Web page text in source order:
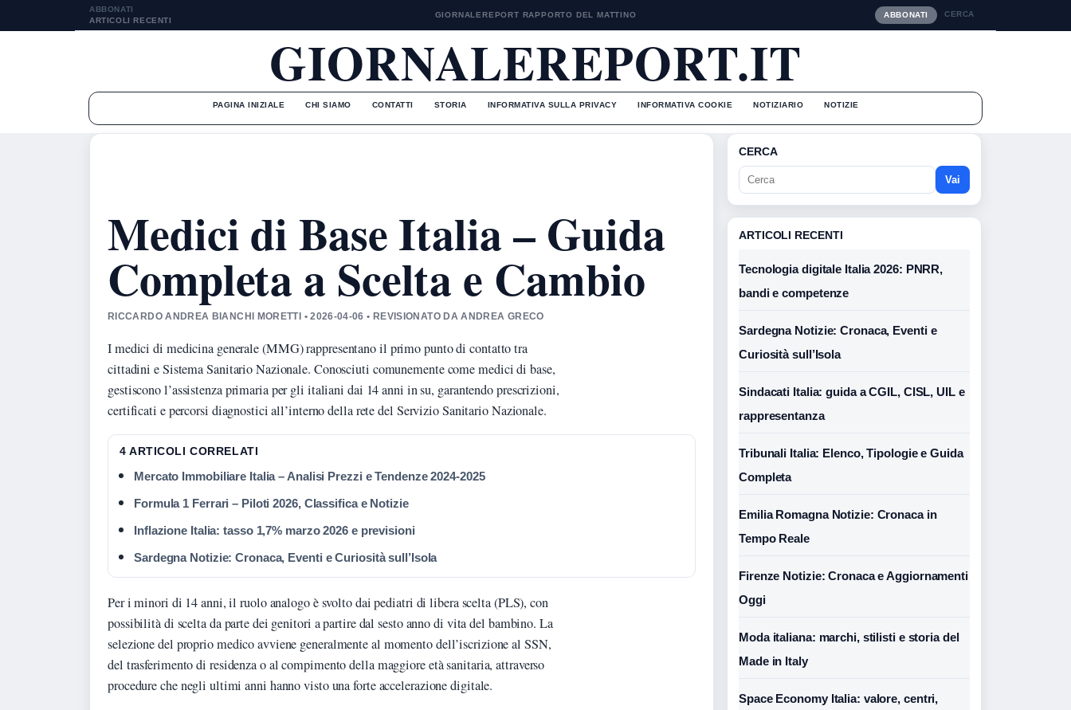
ABBONATI
ARTICOLI RECENTI
GIORNALEREPORT RAPPORTO DEL MATTINO ABBONATI CERCA
GIORNALEREPORT.IT
PAGINA INIZIALE CHI SIAMO CONTATTI STORIA INFORMATIVA SULLA PRIVACY INFORMATIVA COOKIE NOTIZIARIO NOTIZIE
Medici di Base Italia – Guida
Completa a Scelta e Cambio
RICCARDO ANDREA BIANCHI MORETTI • 2026-04-06 • REVISIONATO DA ANDREA GRECO
I medici di medicina generale (MMG) rappresentano il primo punto di contatto tra
cittadini e Sistema Sanitario Nazionale. Conosciuti comunemente come medici di base,
gestiscono l’assistenza primaria per gli italiani dai 14 anni in su, garantendo prescrizioni,
certificati e percorsi diagnostici all’interno della rete del Servizio Sanitario Nazionale.
4 ARTICOLI CORRELATI
Mercato Immobiliare Italia – Analisi Prezzi e Tendenze 2024-2025
Formula 1 Ferrari – Piloti 2026, Classifica e Notizie
Inflazione Italia: tasso 1,7% marzo 2026 e previsioni
Sardegna Notizie: Cronaca, Eventi e Curiosità sull’Isola
Per i minori di 14 anni, il ruolo analogo è svolto dai pediatri di libera scelta (PLS), con
possibilità di scelta da parte dei genitori a partire dal sesto anno di vita del bambino. La
selezione del proprio medico avviene generalmente al momento dell’iscrizione al SSN,
del trasferimento di residenza o al compimento della maggiore età sanitaria, attraverso
procedure che negli ultimi anni hanno visto una forte accelerazione digitale.
CERCA
Vai
ARTICOLI RECENTI
Tecnologia digitale Italia 2026: PNRR,
bandi e competenze
Sardegna Notizie: Cronaca, Eventi e
Curiosità sull’Isola
Sindacati Italia: guida a CGIL, CISL, UIL e
rappresentanza
Tribunali Italia: Elenco, Tipologie e Guida
Completa
Emilia Romagna Notizie: Cronaca in
Tempo Reale
Firenze Notizie: Cronaca e Aggiornamenti
Oggi
Moda italiana: marchi, stilisti e storia del
Made in Italy
Space Economy Italia: valore, centri,